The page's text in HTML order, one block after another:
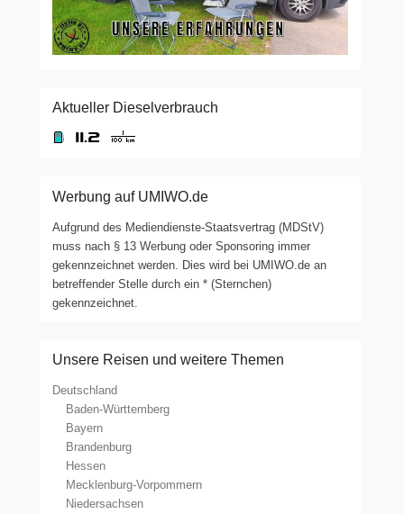
Aktueller Dieselverbrauch
Werbung auf UMIWO.de
Aufgrund des Mediendienste-Staatsvertrag (MDStV)
muss nach § 13 Werbung oder Sponsoring immer
gekennzeichnet werden. Dies wird bei UMIWO.de an
betreffender Stelle durch ein * (Sternchen)
gekennzeichnet.
Unsere Reisen und weitere Themen
Deutschland
Baden-Württemberg
Bayern
Brandenburg
Hessen
Mecklenburg-Vorpommern
Niedersachsen